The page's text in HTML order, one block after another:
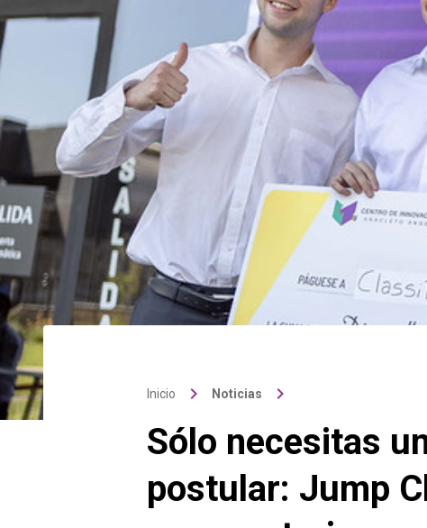
Inicio keyboard_arrow_right Noticias keyboard_arrow_right
Sólo necesitas
postular: Jump